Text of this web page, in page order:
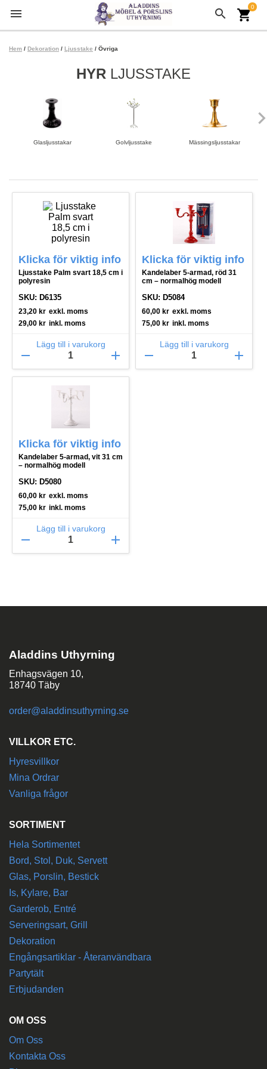
menu search 0
shopping_cart
Hem / Dekoration / Ljusstake / Övriga
HYR LJUSSTAKE
Glasljusstakar Golvljusstake Mässingsljusstakar
Klicka för viktig info
Ljusstake Palm svart 18,5 cm i
polyresin
SKU: D6135
23,20 kr exkl. moms
29,00 kr inkl. moms
Lägg till i varukorg
remove add
Klicka för viktig info
Kandelaber 5-armad, röd 31
cm – normalhög modell
SKU: D5084
60,00 kr exkl. moms
75,00 kr inkl. moms
Lägg till i varukorg
remove add
Klicka för viktig info
Kandelaber 5-armad, vit 31 cm
– normalhög modell
SKU: D5080
60,00 kr exkl. moms
75,00 kr inkl. moms
Lägg till i varukorg
remove add
Aladdins Uthyrning
Enhagsvägen 10,
18740 Täby
order@aladdinsuthyrning.se
VILLKOR ETC.
Hyresvillkor
Mina Ordrar
Vanliga frågor
SORTIMENT
Hela Sortimentet
Bord, Stol, Duk, Servett
Glas, Porslin, Bestick
Is, Kylare, Bar
Garderob, Entré
Serveringsart, Grill
Dekoration
Engångsartiklar - Återanvändbara
Partytält
Erbjudanden
OM OSS
Om Oss
Kontakta Oss